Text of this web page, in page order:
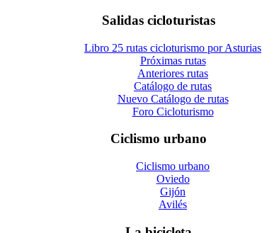
Salidas cicloturistas
Libro 25 rutas cicloturismo por Asturias
Próximas rutas
Anteriores rutas
Catálogo de rutas
Nuevo Catálogo de rutas
Foro Cicloturismo
Ciclismo urbano
Ciclismo urbano
Oviedo
Gijón
Avilés